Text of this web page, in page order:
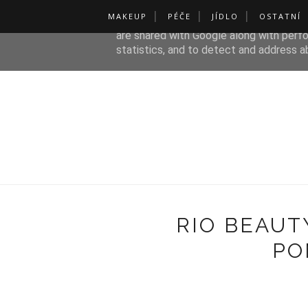
MAKEUP PÉČE JÍDLO OSTATNÍ
RIO
This site uses cookies from Google to
are shared with Google along with
statistics, and to detect and address